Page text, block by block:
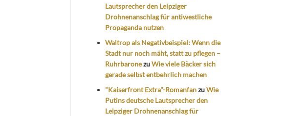
Lautsprecher den Leipziger
Drohnenanschlag für antiwestliche
Propaganda nutzen
Waltrop als Negativbeispiel: Wenn die
Stadt nur noch mäht, statt zu pflegen –
RuhrbaronezuWie viele Bäcker sich
gerade selbst entbehrlich machen
"Kaiserfront Extra"-RomanfanzuWie
Putins deutsche Lautsprecher den
Leipziger Drohnenanschlag für